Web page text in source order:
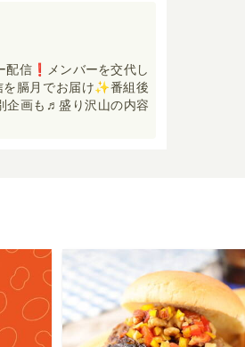
配信❗️メンバーを交代し
膈月でお届け✨番組後
企画も♬盛り沢山の内容